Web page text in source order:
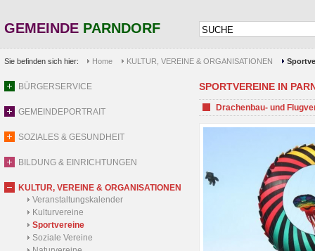
GEMEINDE PARNDORF
Sie befinden sich hier: Home KULTUR, VEREINE & ORGANISATIONEN
BÜRGERSERVICE
GEMEINDEPORTRAIT
SOZIALES & GESUNDHEIT
BILDUNG & EINRICHTUNGEN
KULTUR, VEREINE & ORGANISATIONEN
Veranstaltungskalender
Kulturvereine
Sportvereine
Soziale Vereine
SPORTVEREINE IN
Drachenbau- und